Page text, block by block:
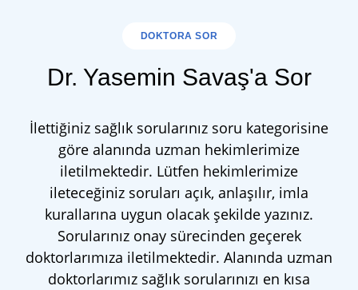
DOKTORA SOR
Dr. Yasemin Savaş'a Sor
İlettiğiniz sağlık sorularınız soru kategorisine
göre alanında uzman hekimlerimize
iletilmektedir. Lütfen hekimlerimize
ileteceğiniz soruları açık, anlaşılır, imla
kurallarına uygun olacak şekilde yazınız.
Sorularınız onay sürecinden geçerek
doktorlarımıza iletilmektedir. Alanında uzman
doktorlarımız sağlık sorularınızı en kısa